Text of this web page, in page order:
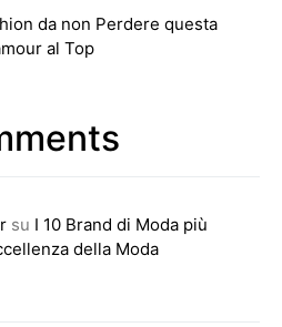
da non Perdere questa
al Top
su I 10 Brand di Moda più
della Moda